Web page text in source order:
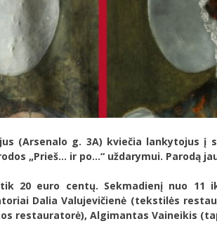
(Arsenalo g. 3A) kviečia lankytojus
„Prieš… ir po…“ uždarymui. Parodą
20 euro centų. Sekmadienį nuo 11
Dalia Valujevičienė (tekstilės
restauratorė), Algimantas Vaineikis